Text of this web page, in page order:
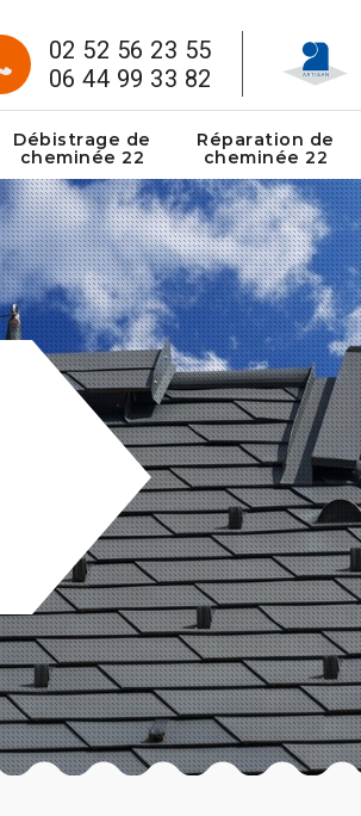
02 52 56 23 55
06 44 99 33 82
Débistrage de
cheminée 22
Réparation de
cheminée 22